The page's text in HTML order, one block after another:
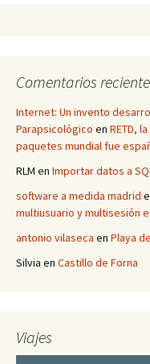
Comentarios
Internet: Un invento
Parapsicológico en RETD,
paquetes mundial fue
RLM en Importar datos a
software a medida madrid
multiusuario y multisesión
antonio vilaseca en Playa
Silvia en Castillo de Forna
Viajes